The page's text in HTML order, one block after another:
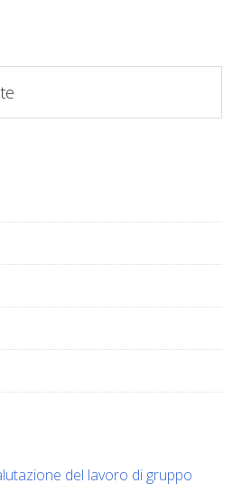
del lavoro di gruppo​​